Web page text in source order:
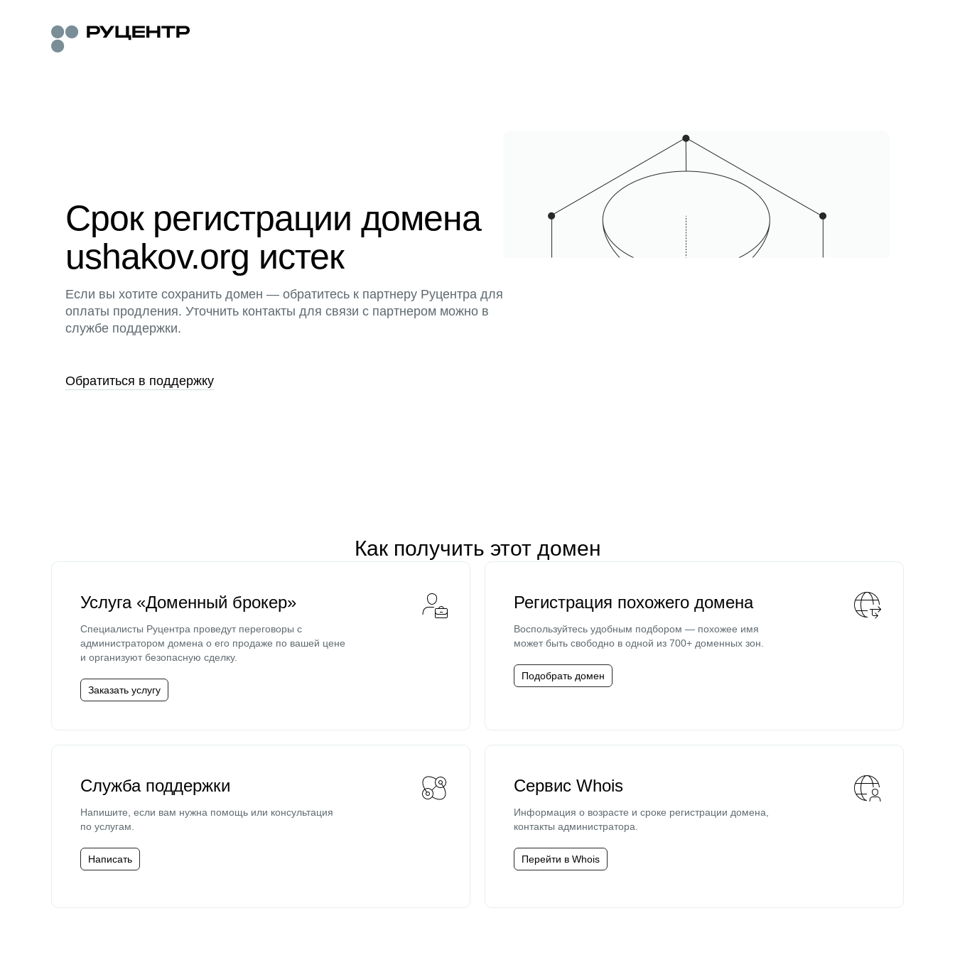
Срок регистрации домена
ushakov.org истек
Если вы хотите сохранить домен — обратитесь к партнеру Руцентра для
оплаты продления. Уточнить контакты для связи с партнером можно в
службе поддержки.
Обратиться в поддержку
Как получить этот домен
Услуга «Доменный брокер»
Специалисты Руцентра проведут переговоры с
администратором домена о его продаже по вашей цене
и организуют безопасную сделку.
Заказать услугу
Регистрация похожего домена
Воспользуйтесь удобным подбором — похожее имя
может быть свободно в одной из 700+ доменных зон.
Подобрать домен
Служба поддержки
Напишите, если вам нужна помощь или консультация
по услугам.
Написать
Сервис Whois
Информация о возрасте и сроке регистрации домена,
контакты администратора.
Перейти в Whois